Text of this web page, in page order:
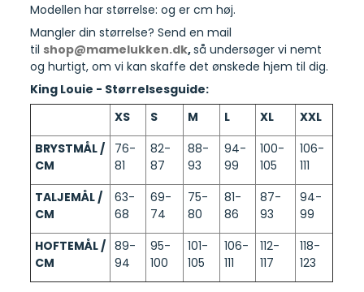
Modellen har størrelse: og er cm høj.
Mangler din størrelse? Send en mail
til shop@mamelukken.dk,så undersøger vi nemt
og hurtigt, om vi kan skaffe det ønskede hjem til dig.
King Louie - Størrelsesguide:
XS
S M L XL
XXL
BRYSTMÅL /
CM
76-
81
82-
87
88-
93
94-
99
100-
105
106-
111
TALJEMÅL /
CM
63-
68
69-
74
75-
80
81-
86
87-
93
94-
99
HOFTEMÅL /
CM
89-
94
95-
100
101-
105
106-
111
112-
117
118-
123